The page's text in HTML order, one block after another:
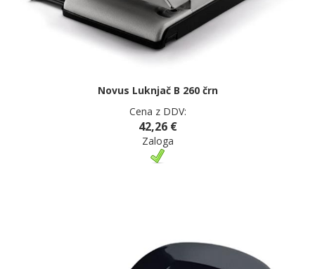
Novus Luknjač B 260 črn
Cena z DDV:
42,26 €
Zaloga